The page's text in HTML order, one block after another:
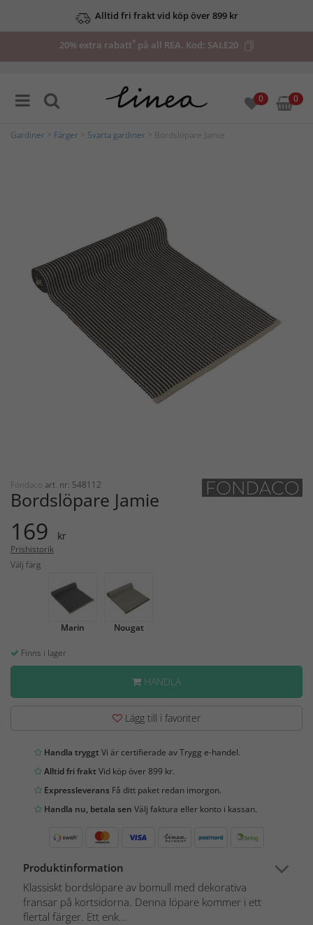
Alltid fri frakt vid köp över 899 kr
20% extra rabatt*på all REA. Kod: SALE20
0 0
Gardiner Färger Svarta gardiner > Bordslöpare Jamie
Fondaco art. nr: 548112
Bordslöpare Jamie
169 kr
Prishistorik
Välj färg
Marin Nougat
Finns i lager
HANDLA
Lägg till i favoriter
Handla tryggtVi är certifierade av Trygg e-handel.
Alltid fri fraktVid köp över 899 kr.
Expressleverans Få ditt paket redan imorgon.
Handla nu, betala sen Välj faktura eller konto i kassan.
Produktinformation
Klassiskt bordslöpare av bomull med dekorativa
fransar på kortsidorna. Denna löpare kommer i ett
flertal färger. Ett enk...